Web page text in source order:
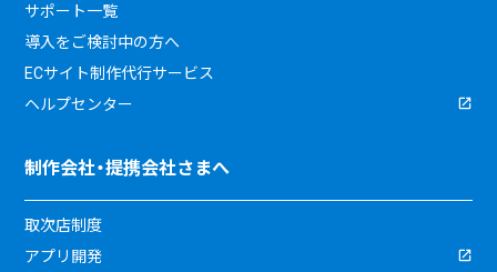
サポート一覧
導入をご検討中の方へ
ECサイト制作代行サービス
ヘルプセンター
制作会社・提携会社さまへ
取次店制度
アプリ開発